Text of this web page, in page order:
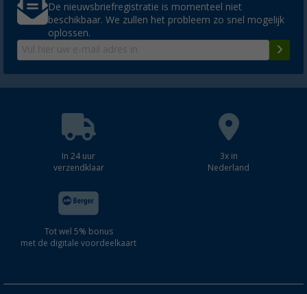
De nieuwsbriefregistratie is momenteel niet
beschikbaar. We zullen het probleem zo snel mogelijk
oplossen.
In 24 uur
verzendklaar
3x in
Nederland
Tot wel 5% bonus
met de digitale voordeelkaart